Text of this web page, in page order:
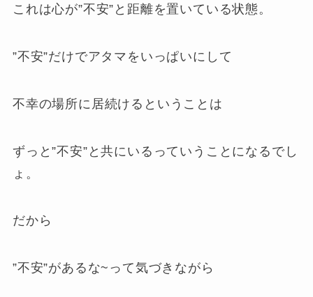
これは心が”不安”と距離を置いている状態。
”不安”だけでアタマをいっぱいにして
不幸の場所に居続けるということは
ずっと”不安”と共にいるっていうことになるでし
ょ。
だから
”不安”があるな~って気づきながら